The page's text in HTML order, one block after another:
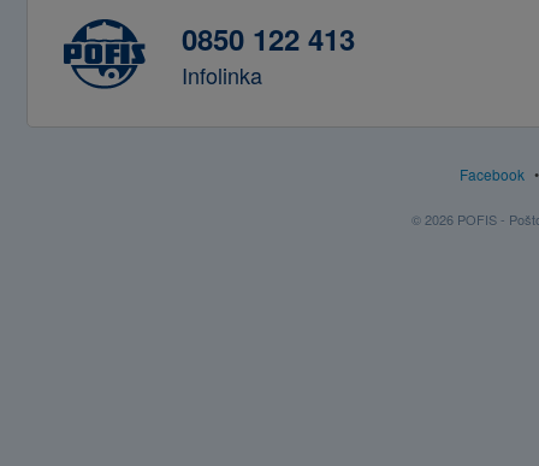
0850 122 413
Infolinka
Facebook
© 2026 POFIS -